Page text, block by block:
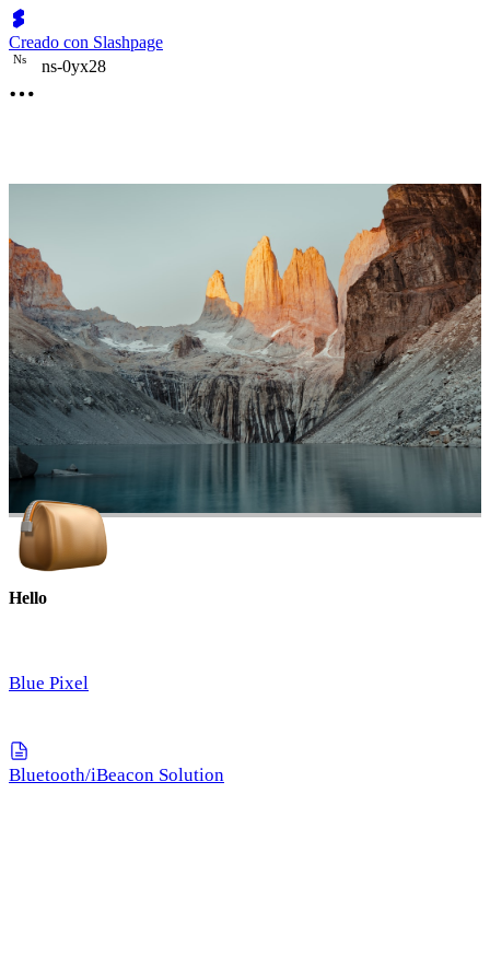
Creado con Slashpage
Ns ns-0yx28
Hello
Blue Pixel
Bluetooth/iBeacon Solution